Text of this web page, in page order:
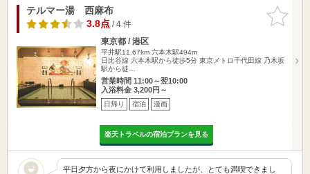
お気に入
りに追加
テルマー湯 西麻布
3.8点/ 4 件
東京都 / 港区
平井駅11.67km 六本木駅494m
日比谷線 六本木駅から徒歩5分 東京メトロ千代田線 乃木坂
駅から徒…
営業時間 11:00～翌10:00
入浴料金 3,200円～
日帰り 宿泊 漫画
楽天トラベルの宿泊プランを見る
平日夕方から夜にかけて利用しましたが、とても満喫できまし